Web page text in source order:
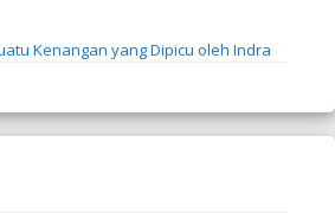
Kenangan yang Dipicu oleh Indra